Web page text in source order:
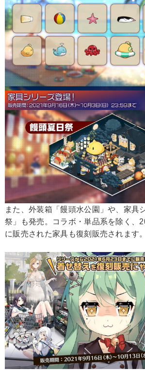
また、外装箱「饅頭水公園」や、家具
祭」も発売。コラボ・単品系を除く、
に販売された家具も復刻販売されます。